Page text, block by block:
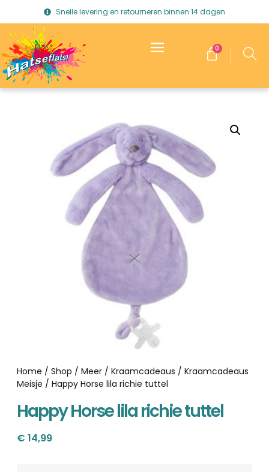
Snelle levering en retourneren binnen 14 dagen
0
Home / Shop / Meer / Kraamcadeaus / Kraamcadeaus
Meisje / Happy Horse lila richie tuttel
Happy Horse lila richie tuttel
€ 14,99